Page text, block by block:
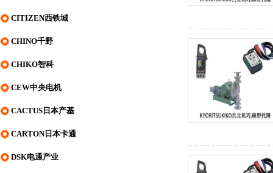
CITIZEN西铁城
CHINO千野
CHIKO智科
CEW中央电机
CACTUS日本产基
CARTON日本卡通
DSK电通产业